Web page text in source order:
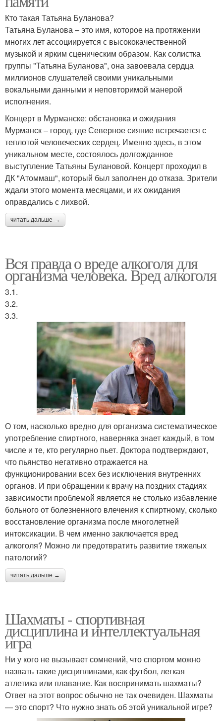
Кто такая Татьяна Буланова?
Татьяна Буланова – это имя, которое на протяжении
многих лет ассоциируется с высококачественной
музыкой и ярким сценическим образом. Как солистка
группы "Татьяна Буланова", она завоевала сердца
миллионов слушателей своими уникальными
вокальными данными и неповторимой манерой
исполнения.
Концерт в Мурманске: обстановка и ожидания
Мурманск – город, где Северное сияние встречается с
теплотой человеческих сердец. Именно здесь, в этом
уникальном месте, состоялось долгожданное
выступление Татьяны Булановой. Концерт проходил в
ДК "Атоммаш", который был заполнен до отказа. Зрители
ждали этого момента месяцами, и их ожидания
оправдались с лихвой.
читать дальше →
Вся правда о вреде алкоголя для
организма человека. Вред алкоголя
3.1.
3.2.
3.3.
О том, насколько вредно для организма систематическое
употребление спиртного, наверняка знает каждый, в том
числе и те, кто регулярно пьет. Доктора подтверждают,
что пьянство негативно отражается на
функционировании всех без исключения внутренних
органов. И при обращении к врачу на поздних стадиях
зависимости проблемой является не столько избавление
больного от болезненного влечения к спиртному, сколько
восстановление организма после многолетней
интоксикации. В чем именно заключается вред
алкоголя? Можно ли предотвратить развитие тяжелых
патологий?
читать дальше →
Шахматы - спортивная
дисциплина и интеллектуальная
игра
Ни у кого не вызывает сомнений, что спортом можно
назвать такие дисциплинами, как футбол, легкая
атлетика или плавание. Как воспринимать шахматы?
Ответ на этот вопрос обычно не так очевиден. Шахматы
— это спорт? Что нужно знать об этой уникальной игре?